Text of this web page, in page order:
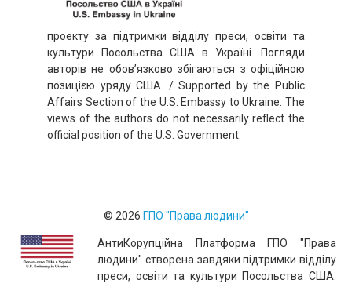
проекту за підтримки відділу преси, освіти та
культури Посольства США в Україні. Погляди
авторів не обов’язково збігаються з офіційною
позицією уряду США. / Supported by the Public
Affairs Section of the U.S. Embassy to Ukraine. The
views of the authors do not necessarily reflect the
official position of the U.S. Government.
© 2026 ГПО "Права людини"
АнтиКорупційна Платформа ГПО "Права
людини" створенa завдяки підтримки відділу
преси, освіти та культури Посольства США.